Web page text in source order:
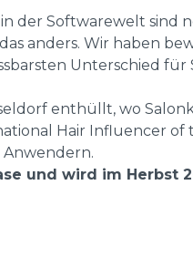
der Softwarewelt sind
anders. Wir haben
Unterschied für
enthüllt, wo
Hair Influencer of
und wird im Herbst